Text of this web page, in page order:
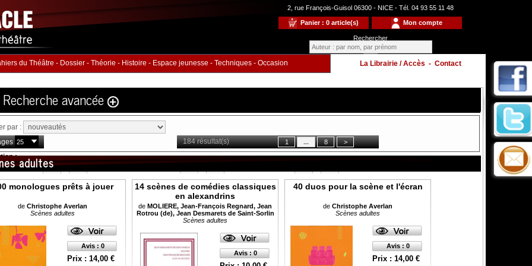
2, rue François-Guisol 06300 - NICE - Tél. 04 93 55 11 48
Panier : 0 article(s) Mon compte
Rechercher
du Théâtre - Dossier - Théorie - Histoire - Espace jeunesse - Techniques - Occasion La Librairie / Accès - Contact
Recherche avancée
Volume
Éditeur
:
:
ISBN :
par :
184 résultat(s)
adultes
monologues prêts à jouer
deChristophe Averlan
Scènes adultes
Avis : 0
Prix : 14,00 €
14 scènes de comédies classiques
en alexandrins
deMOLIERE, Jean-François Regnard, Jean
Rotrou (de), Jean Desmarets de Saint-Sorlin
Scènes adultes
Avis : 0
40 duos pour la scène et l'écran
deChristophe Averlan
Scènes adultes
Avis : 0
Prix : 14,00 €